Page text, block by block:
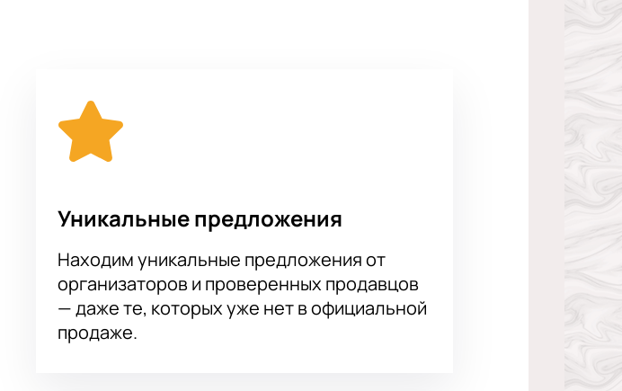
Уникальные предложения
Находим уникальные предложения от
организаторов и проверенных продавцов
— даже те, которых уже нет в официальной
продаже.